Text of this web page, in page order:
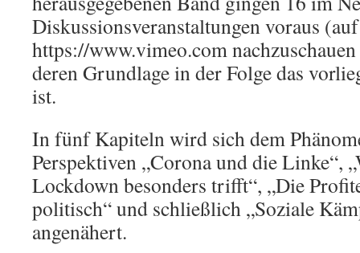
Diskussionsveranstaltungen voraus (auf
https://www.vimeo.com
deren Grundlage in der Folge das
ist.
In fünf Kapiteln wird sich dem
Perspektiven „Corona und die Linke“,
Lockdown besonders trifft“, „Die
politisch“ und schließlich „Soziale
angenähert.